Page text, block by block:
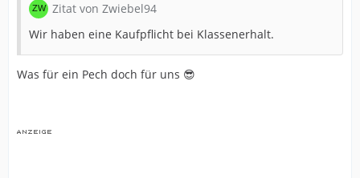
Zitat von Zwiebel94
Wir haben eine Kaufpflicht bei Klassenerhalt.
Was für ein Pech doch für uns 😎